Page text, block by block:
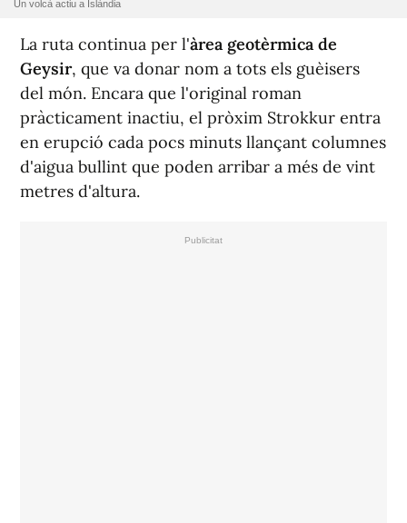
Un volcà actiu a Islàndia
La ruta continua per l'àrea geotèrmica de
Geysir, que va donar nom a tots els guèisers
del món. Encara que l'original roman
pràcticament inactiu, el pròxim Strokkur entra
en erupció cada pocs minuts llançant columnes
d'aigua bullint que poden arribar a més de vint
metres d'altura.